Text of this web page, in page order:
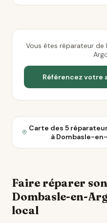
Vous êtes réparateur
Référencez
Carte des 5
à Dombasle-
Faire réparer
Dombasle-en-
local